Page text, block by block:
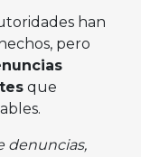
han
pero
que
denuncias,